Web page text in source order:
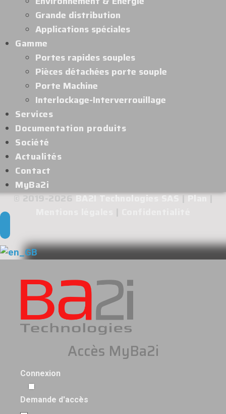
Grande distribution
Applications spéciales
Gamme
Portes rapides souples
Pièces détachées porte souple
Porte Machine
Interlockage-Interverrouillage
Services
Documentation produits
Société
Actualités
Contact
MyBa2i
© 2019-2026BA2I Technologies SAS|Plan|
Accès MyBa2i
Connexion
Demande d'accès